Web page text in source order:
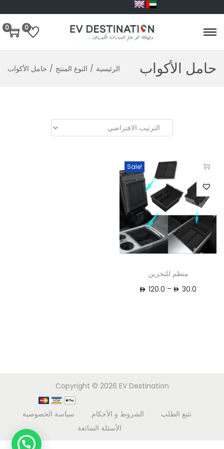
0
0
حامل الأكواب الرئيسية / النوع المنتج / حامل الأكواب
Sale!
منظم للتخزين
30.0
–
120.0
Copyright © 2026 EV Destination
تتبع الطلب الشروط و الأحكام
سياسة الخصوصية
الأسئلة الشائعة